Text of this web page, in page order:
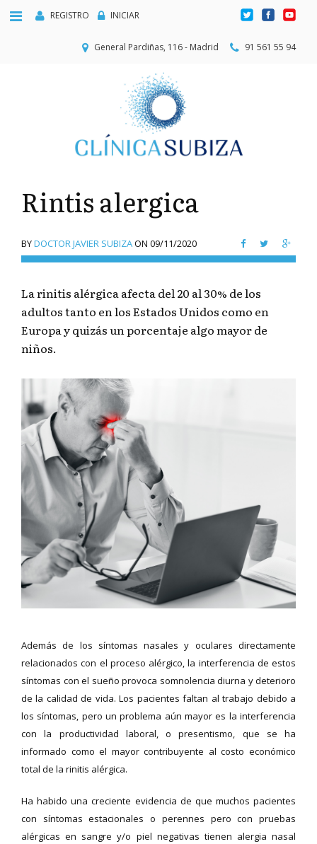
REGISTRO INICIAR
General Pardiñas, 116 - Madrid 91 561 55 94
Rintis alergica
BYDOCTOR JAVIER SUBIZAON 09/11/2020
La rinitis alérgica afecta del 20 al 30% de los
adultos tanto en los Estados Unidos como en
Europa y quizás un porcentaje algo mayor de
niños.
Además de los síntomas nasales y oculares directamente
relacionados con el proceso alérgico, la interferencia de estos
síntomas con el sueño provoca somnolencia diurna y deterioro
de la calidad de vida. Los pacientes faltan al trabajo debido a
los síntomas, pero un problema aún mayor es la interferencia
con la productividad laboral, o presentismo, que se ha
informado como el mayor contribuyente al costo económico
total de la rinitis alérgica.
Ha habido una creciente evidencia de que muchos pacientes
con síntomas estacionales o perennes pero con pruebas
alérgicas en sangre y/o piel negativas tienen alergia nasal